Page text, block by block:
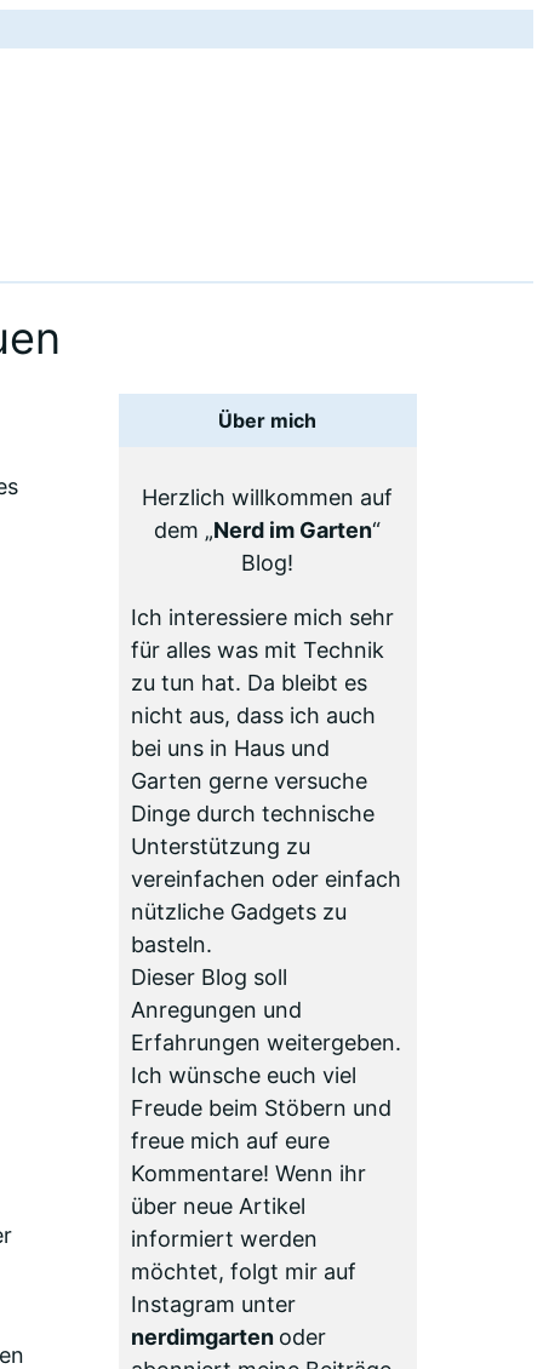
Über mich
Herzlich willkommen auf
dem „Nerd im Garten“
Blog!
Ich interessiere mich sehr
für alles was mit Technik
zu tun hat. Da bleibt es
nicht aus, dass ich auch
bei uns in Haus und
Garten gerne versuche
Dinge durch technische
Unterstützung zu
vereinfachen oder einfach
nützliche Gadgets zu
basteln.
Dieser Blog soll
Anregungen und
Erfahrungen weitergeben.
Ich wünsche euch viel
Freude beim Stöbern und
freue mich auf eure
Kommentare! Wenn ihr
über neue Artikel
informiert werden
möchtet, folgt mir auf
Instagram unter
nerdimgarten oder